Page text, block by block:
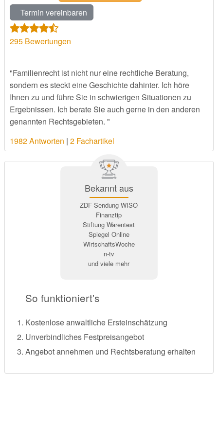
Termin vereinbaren
295Bewertungen
"Familienrecht ist nicht nur eine rechtliche Beratung,
sondern es steckt eine Geschichte dahinter. Ich höre
Ihnen zu und führe Sie in schwierigen Situationen zu
Ergebnissen. Ich berate Sie auch gerne in den anderen
genannten Rechtsgebieten. "
1982 Antworten | 2 Fachartikel
Bekannt aus
ZDF-Sendung WISO
Finanztip
Stiftung Warentest
Spiegel Online
WirtschaftsWoche
n-tv
und viele mehr
So funktioniert's
Kostenlose anwaltliche Ersteinschätzung
Unverbindliches Festpreisangebot
Angebot annehmen und Rechtsberatung erhalten